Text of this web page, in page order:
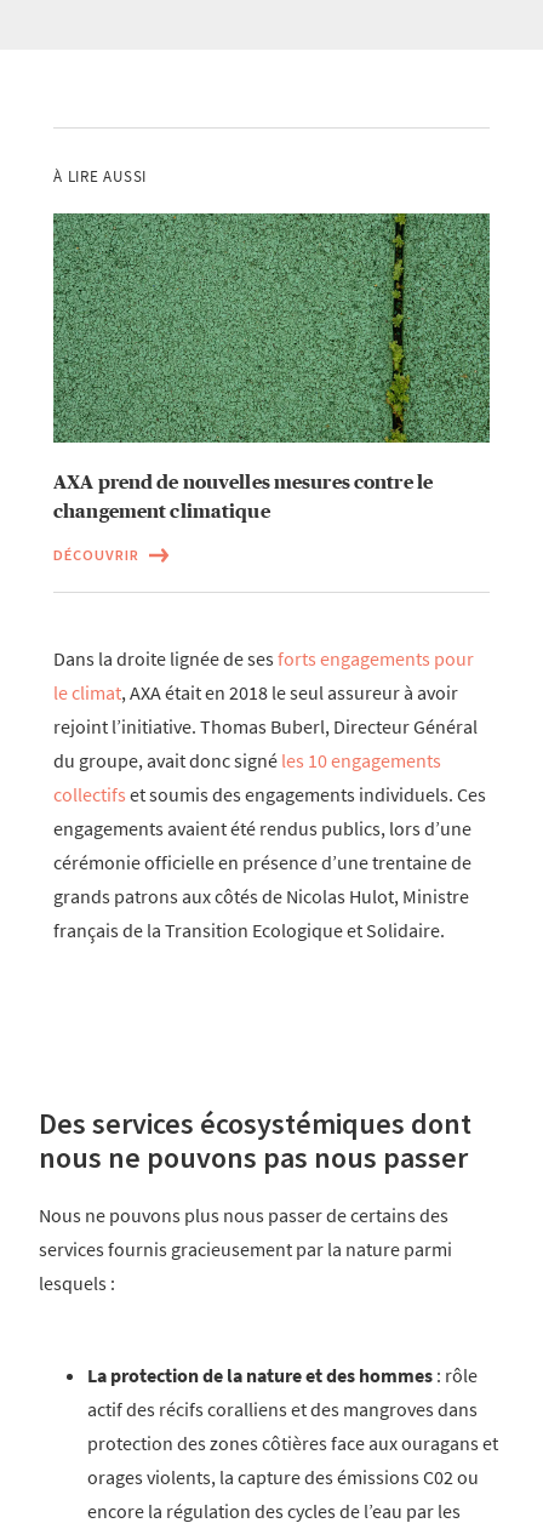
À LIRE AUSSI
AXA prend de nouvelles mesures contre le
changement climatique
DÉCOUVRIR
Dans la droite lignée de sesforts engagements pour
le climat, AXA était en 2018 le seul assureur à avoir
rejoint l’initiative. Thomas Buberl, Directeur Général
du groupe, avait donc signé les 10 engagements
collectifs et soumis des engagements individuels. Ces
engagements avaient été rendus publics, lors d’une
cérémonie officielle en présence d’une trentaine de
grands patrons aux côtés de Nicolas Hulot, Ministre
français de la Transition Ecologique et Solidaire.
Des services écosystémiques dont
nous ne pouvons pas nous passer
Nous ne pouvons plus nous passer de certains des
services fournis gracieusement par la nature parmi
lesquels :
La protection de la nature et des hommes : rôle
actif des récifs coralliens et des mangroves dans
protection des zones côtières face aux ouragans et
orages violents, la capture des émissions C02 ou
encore la régulation des cycles de l’eau par les